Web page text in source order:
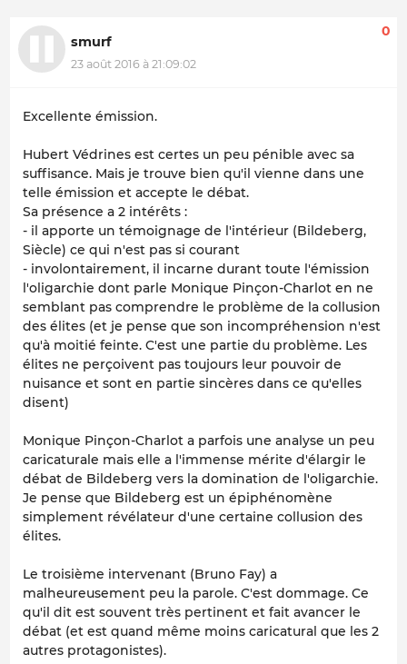
smurf
23 août 2016 à 21:09:02
0
Excellente émission.
Hubert Védrines est certes un peu pénible avec sa
suffisance. Mais je trouve bien qu'il vienne dans une
telle émission et accepte le débat.
Sa présence a 2 intérêts :
- il apporte un témoignage de l'intérieur (Bildeberg,
Siècle) ce qui n'est pas si courant
- involontairement, il incarne durant toute l'émission
l'oligarchie dont parle Monique Pinçon-Charlot en ne
semblant pas comprendre le problème de la collusion
des élites (et je pense que son incompréhension n'est
qu'à moitié feinte. C'est une partie du problème. Les
élites ne perçoivent pas toujours leur pouvoir de
nuisance et sont en partie sincères dans ce qu'elles
disent)
Monique Pinçon-Charlot a parfois une analyse un peu
caricaturale mais elle a l'immense mérite d'élargir le
débat de Bildeberg vers la domination de l'oligarchie.
Je pense que Bildeberg est un épiphénomène
simplement révélateur d'une certaine collusion des
élites.
Le troisième intervenant (Bruno Fay) a
malheureusement peu la parole. C'est dommage. Ce
qu'il dit est souvent très pertinent et fait avancer le
débat (et est quand même moins caricatural que les 2
autres protagonistes).